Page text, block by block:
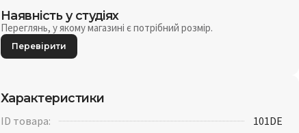
Наявність у студіях
Переглянь, у якому магазині є потрібний розмір.
Перевірити
Характеристики
ID товара:
101DE